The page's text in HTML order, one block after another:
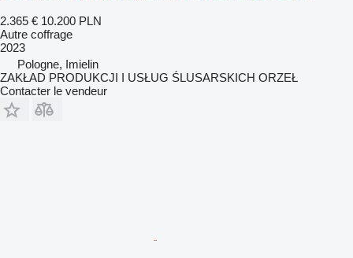
2.365 € 10.200 PLN
Autre coffrage
2023
Pologne, Imielin
ZAKŁAD PRODUKCJI I USŁUG ŚLUSARSKICH ORZEŁ
Contacter le vendeur